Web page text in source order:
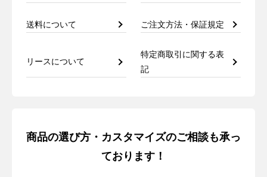
送料について ご注文方法・保証規定
リースについて
特定商取引に関する表
記
商品の選び方・カスタマイズのご相談も承っ
ております！